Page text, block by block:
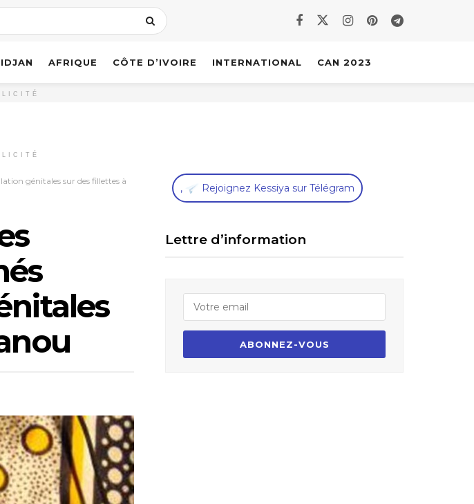
AFRIQUE CÔTE D’IVOIRE INTERNATIONAL CAN 2023
génitales sur des fillettes à
, Rejoignez Kessiya sur Télégram
Lettre d’information